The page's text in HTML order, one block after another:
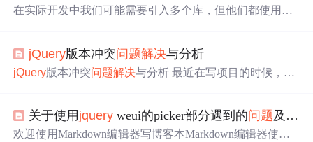
在实际开发中我们可能需要引入多个库，但他们都使用了
Jquery代替$ 如下模拟$冲突问题var $ = 123; $(function(){
$('button').click(function(){ console.log('test') }) })...
jQuery版本冲突问题解决与分析
jQuery版本冲突问题解决与分析 最近在写项目的时候，在
用，则我的其他比如导航栏的特效就不能使用，若导航栏
能够使用，则时间选择器就无法使用了，两者出现了冲
关于使用 jquery weui的picker部分遇到的问题及 解决
欢迎使用Markdown编辑器写博客本Markdown编辑器使用St